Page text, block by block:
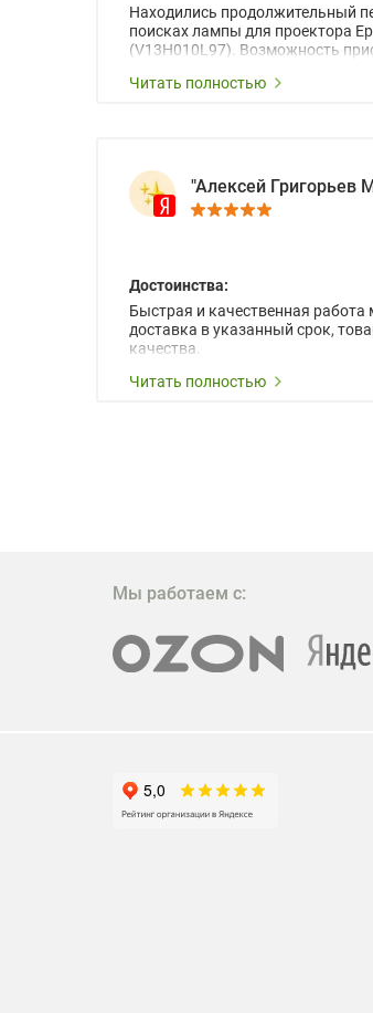
Находились продолжительный
поисках лампы для проектора
(V13H010L97). Возможность
этой лампы была сведена к
благодарны!)))
Читать полностью
"Алексей Григорьев
Достоинства:
Быстрая и качественная работа
доставка в указанный срок,
качества.
Читать полностью
Мы работаем с: